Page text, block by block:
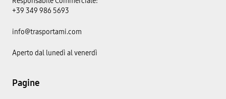
+39 349 986 5693
info@trasportami.com
Aperto dal lunedì al venerdì
Pagine